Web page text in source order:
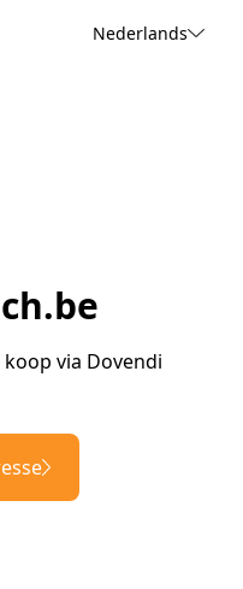
Nederlands
via Dovendi